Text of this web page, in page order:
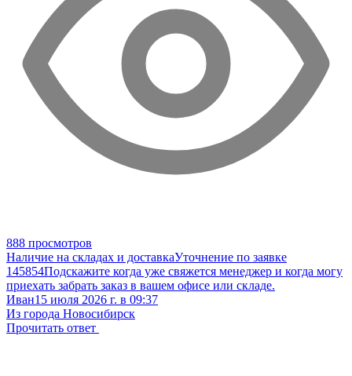
888 просмотров
Наличие на складах и доставкаУточнение по заявке
145854Подскажите когда уже свяжется менеджер и когда могу
приехать забрать заказ в вашем офисе или складе.
Иван15 июля 2026 г. в 09:37
Из города Новосибирск
Прочитать ответ